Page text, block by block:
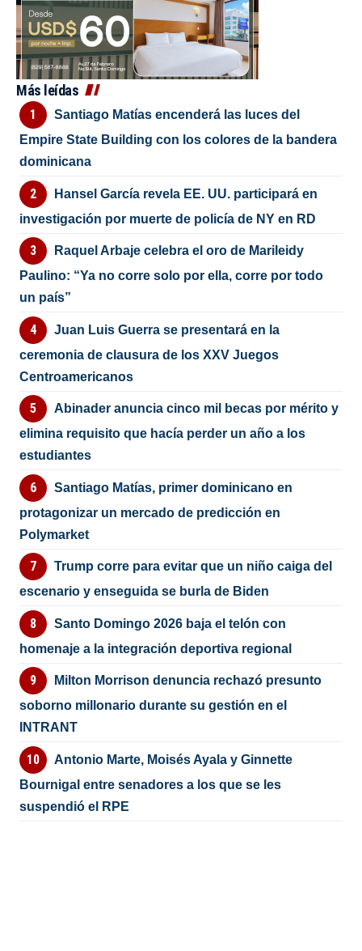
Más leídas
Santiago Matías encenderá las luces del
Empire State Building con los colores de la bandera
dominicana
Hansel García revela EE. UU. participará en
investigación por muerte de policía de NY en RD
Raquel Arbaje celebra el oro de Marileidy
Paulino: “Ya no corre solo por ella, corre por todo
un país”
Juan Luis Guerra se presentará en la
ceremonia de clausura de los XXV Juegos
Centroamericanos
Abinader anuncia cinco mil becas por mérito y
elimina requisito que hacía perder un año a los
estudiantes
Santiago Matías, primer dominicano en
protagonizar un mercado de predicción en
Polymarket
Trump corre para evitar que un niño caiga del
escenario y enseguida se burla de Biden
Santo Domingo 2026 baja el telón con
homenaje a la integración deportiva regional
Milton Morrison denuncia rechazó presunto
soborno millonario durante su gestión en el
INTRANT
Antonio Marte, Moisés Ayala y Ginnette
Bournigal entre senadores a los que se les
suspendió el RPE